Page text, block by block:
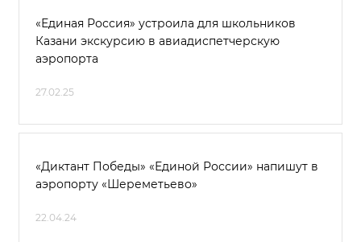
«Единая Россия» устроила для школьников
Казани экскурсию в авиадиспетчерскую
аэропорта
27.02.25
«Диктант Победы» «Единой России» напишут в
аэропорту «Шереметьево»
22.04.24